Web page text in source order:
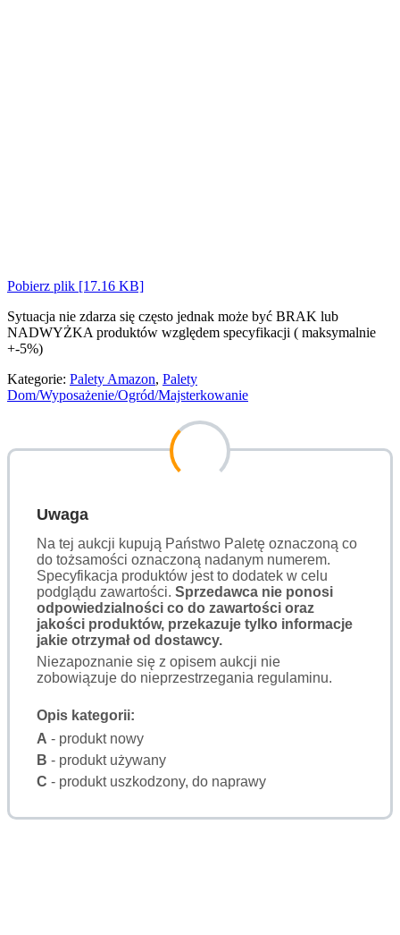
Pobierz plik [17.16 KB]
Sytuacja nie zdarza się często jednak może być BRAK lub
NADWYŻKA produktów względem specyfikacji ( maksymalnie
+-5%)
Kategorie: Palety Amazon, Palety
Dom/Wyposażenie/Ogród/Majsterkowanie
Uwaga
Na tej aukcji kupują Państwo Paletę oznaczoną co
do tożsamości oznaczoną nadanym numerem.
Specyfikacja produktów jest to dodatek w celu
podglądu zawartości. Sprzedawca nie ponosi
odpowiedzialności co do zawartości oraz
jakości produktów, przekazuje tylko informacje
jakie otrzymał od dostawcy.
Niezapoznanie się z opisem aukcji nie
zobowiązuje do nieprzestrzegania regulaminu.
Opis kategorii:
A - produkt nowy
B - produkt używany
C - produkt uszkodzony, do naprawy